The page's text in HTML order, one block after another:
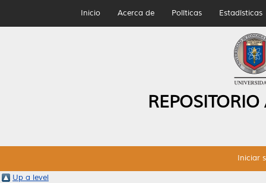
Inicio Acerca de Políticas Estadísticas
Iniciar
Up a level